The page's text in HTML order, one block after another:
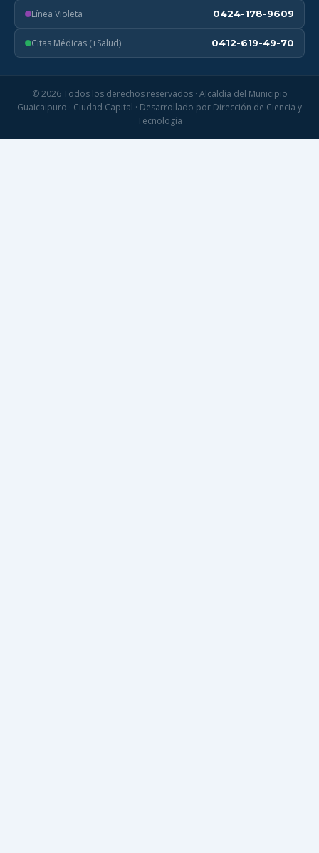
Línea Violeta 0424-178-9609
Citas Médicas (+Salud) 0412-619-49-70
© 2026 Todos los derechos reservados · Alcaldía del Municipio
Guaicaipuro · Ciudad Capital · Desarrollado por Dirección de Ciencia y
Tecnología